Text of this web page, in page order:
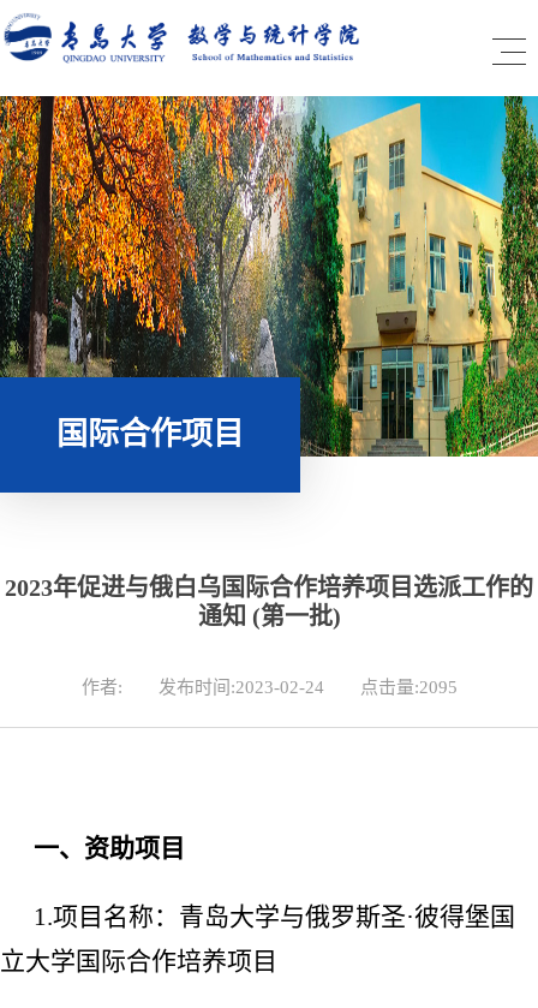
国际合作项目
2023年促进与俄白乌国际合作培养项目选派工作的
通知 (第一批)
作者: 发布时间:2023-02-24 点击量:2095
一、资助项目
1.项目名称：青岛大学与俄罗斯圣·彼得堡国
立大学国际合作培养项目